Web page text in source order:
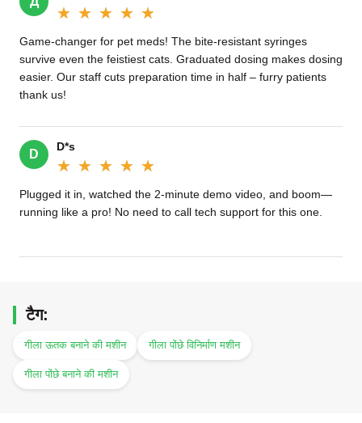
★★★★★
★★★★★
Game-changer for pet meds! The bite-resistant syringes
survive even the feistiest cats. Graduated dosing makes dosing
easier. Our staff cuts preparation time in half – furry patients
thank us!
D
D*s
★★★★★
★★★★★
Plugged it in, watched the 2-minute demo video, and boom—
running like a pro! No need to call tech support for this one.
टैग:
गीला ऊतक बनाने की मशीन गीला पोंछे विनिर्माण मशीन
गीला पोंछे बनाने की मशीन